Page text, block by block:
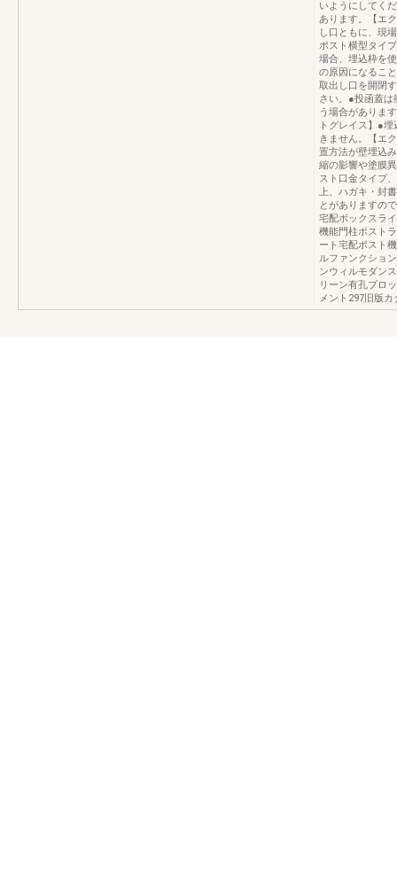
いようにしてく
あります。【エ
し口ともに、現
ポスト横型タイ
場合、埋込枠を
の原因になるこ
取出し口を開閉
さい。●投函蓋は
う場合がありま
トグレイス】●
きません。【エ
置方法が壁埋込
縮の影響や塗膜
スト口金タイプ
上、ハガキ・封
とがありますの
宅配ボックスラ
機能門柱ポスト
ート宅配ポスト
ルファンクショ
ンウィルモダン
リーン有孔ブロ
メント297旧版カ